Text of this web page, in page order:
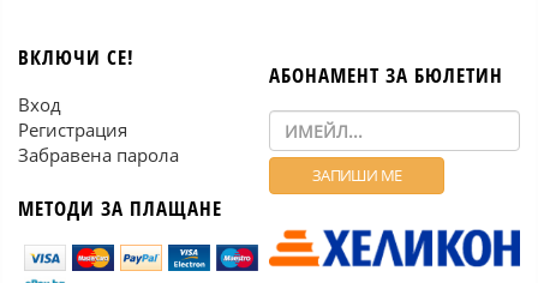
ВКЛЮЧИ СЕ!
Вход
Регистрация
Забравена парола
МЕТОДИ ЗА ПЛАЩАНЕ
АБОНАМЕНТ ЗА БЮЛЕТИН